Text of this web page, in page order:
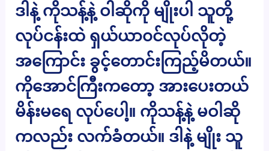
ဒါနဲ့ ကိုသန့်နဲ့ ဝါဆိုကို မျိုးပါ သူတို့
လုပ်ငန်းထဲ ရှယ်ယာ၀င်လုပ်လိုတဲ့
အကြောင်း ခွင့်တောင်းကြည့်မိတယ်။
ကိုအောင်ကြီးကတော့ အားပေးတယ်
မိန်းမရေ လုပ်ပေါ့။ ကိုသန့်နဲ့ မဝါဆို
ကလည်း လက်ခံတယ်။ ဒါနဲ့ မျိုး သူ